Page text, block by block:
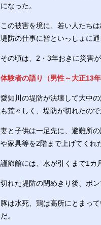
になった。
この被害を境に、若い人たち
堤防の仕事に皆といっしょに
その頃は、2・3年おきに災害
体験者の語り（男性～大正13
愛知川の堤防が決壊して大中
も荒々しく、堤防が切れたの
妻と子供は一足先に、避難所
や家具等を2階まで上げてくれ
謹節館には、水が引くまで1カ
切れた堤防の閉めきり後、ポ
豚は水死、鶏は高所にとまっ
だ。